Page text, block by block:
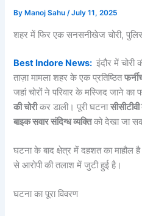
By Manoj Sahu/July 11, 2025
शहर में फिर एक सनसनीखेज चोरी,
Best Indore News: इंदौर में चोरी
ताज़ा मामला शहर के एक प्रतिष्ठित
जहां चोरों ने परिवार के मस्जिद जाने का
की चोरीकर डाली। पूरी घटना
बाइक सवार संदिग्ध व्यक्तिको देखा जा
घटना के बाद क्षेत्र में दहशत का
से आरोपी की तलाश में जुटी हुई है।
घटना का पूरा विवरण